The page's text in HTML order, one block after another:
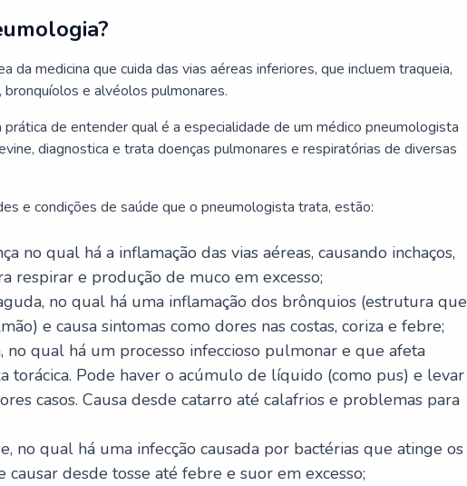
da medicina que cuida das vias aéreas inferiores, que incluem traqueia,
bronquíolos e alvéolos pulmonares.
prática de entender qual é a especialidade de um médico pneumologista
diagnostica e trata doenças pulmonares e respiratórias de diversas
e condições de saúde que o pneumologista trata, estão:
no qual há a inflamação das vias aéreas, causando inchaços,
respirar e produção de muco em excesso;
no qual há uma inflamação dos brônquios (estrutura que
e causa sintomas como dores nas costas, coriza e febre;
no qual há um processo infeccioso pulmonar e que afeta
torácica. Pode haver o acúmulo de líquido (como pus) e levar
casos. Causa desde catarro até calafrios e problemas para
no qual há uma infecção causada por bactérias que atinge os
causar desde tosse até febre e suor em excesso;